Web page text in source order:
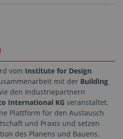
vom Institute for Design
mit der Building
den Industriepartnern
International KG veranstaltet.
Plattform für den Austausch
und Praxis und setzen
des Planens und Bauens.